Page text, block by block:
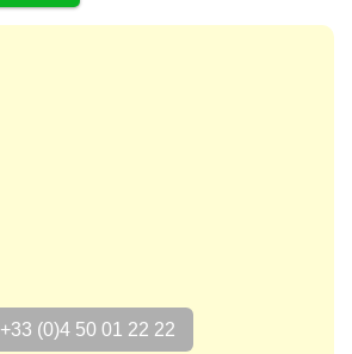
+33 (0)4 50 01 22 22